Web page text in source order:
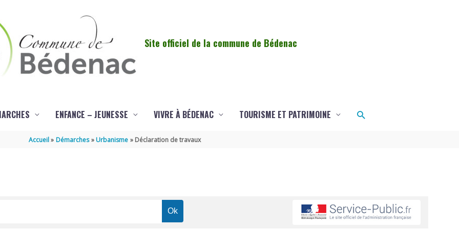
Site officiel de la commune de Bédenac
ENFANCE – JEUNESSE VIVRE À BÉDENAC TOURISME ET PATRIMOINE Rechercher
Accueil Démarches Urbanisme Déclaration de travaux